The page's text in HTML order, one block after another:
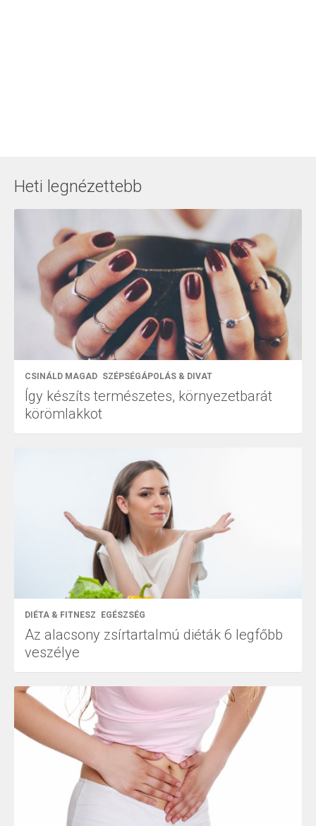
Heti legnézettebb
CSINÁLD MAGAD SZÉPSÉGÁPOLÁS & DIVAT
Így készíts természetes, környezetbarát
körömlakkot
DIÉTA & FITNESZ EGÉSZSÉG
Az alacsony zsírtartalmú diéták 6 legfőbb
veszélye